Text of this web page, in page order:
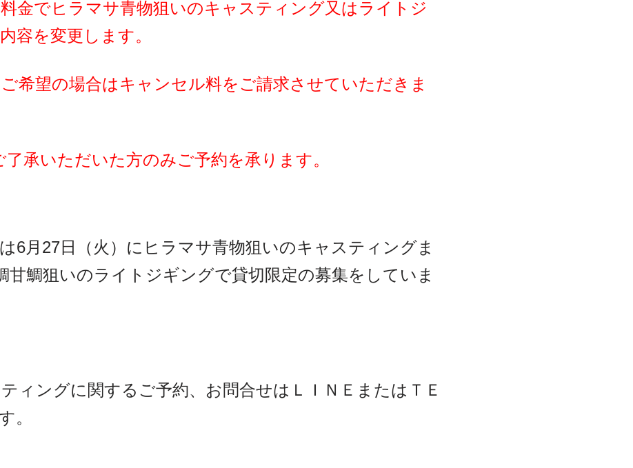
金でヒラマサ青物狙いのキャスティング又はライトジ
容を変更します。
希望の場合はキャンセル料をご請求させていただきま
了承いただいた方のみご予約を承ります。
6月27日（火）にヒラマサ青物狙いのキャスティングま
甘鯛狙いのライトジギングで貸切限定の募集をしていま
ィングに関するご予約、お問合せはＬＩＮＥまたはＴＥ
。